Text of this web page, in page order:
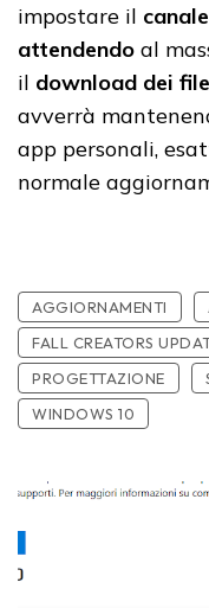
impostare il
attendendo al
il download dei
avverrà
app personali,
normale
AGGIORNAMENTI
FALL CREATORS
PROGETTAZIONE
WINDOWS 10